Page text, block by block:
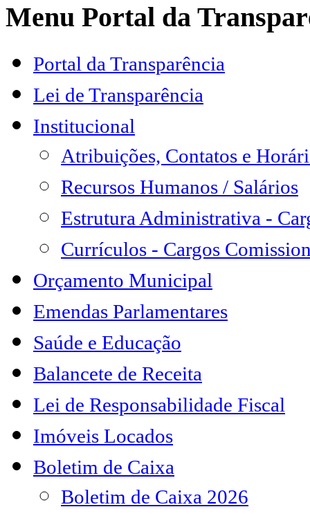
Menu Portal da
Portal da Transparência
Lei de Transparência
Institucional
Atribuições, Contatos e
Recursos Humanos / Salários
Estrutura Administrativa -
Currículos - Cargos
Orçamento Municipal
Emendas Parlamentares
Saúde e Educação
Balancete de Receita
Lei de Responsabilidade Fiscal
Imóveis Locados
Boletim de Caixa
Boletim de Caixa 2026